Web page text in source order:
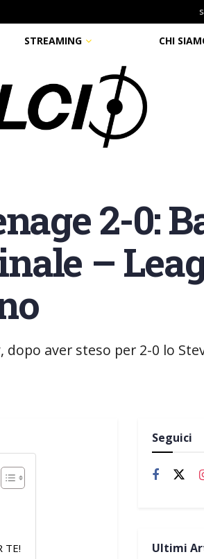
STREAMING CHI
2-0:
–
aver steso per 2-0 lo
TE!
Seguici
Ultimi